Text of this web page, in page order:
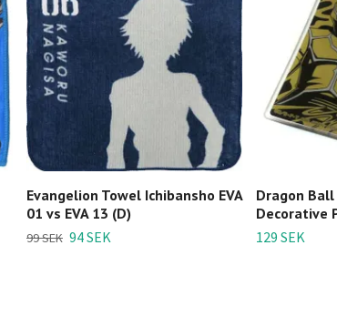
Evangelion Towel Ichibansho EVA
01 vs EVA 13 (D)
99 SEK 94 SEK
Dragon
Decorative
129 SEK